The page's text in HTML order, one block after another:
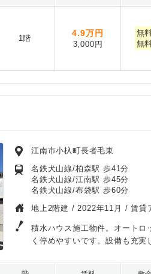
1階
4.9万円
3,000円
無
無
江南市小杁町長者毛東
名鉄犬山線/柏森駅 歩41分
名鉄犬山線/江南駅 歩45分
名鉄犬山線/布袋駅 歩60分
地上2階建 /2022年11月 / 賃貸
積水ハウス施工物件。オート
く停めやすいです。設備も充実